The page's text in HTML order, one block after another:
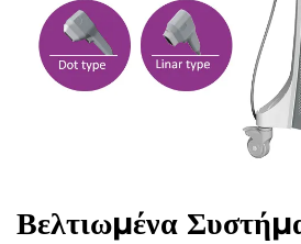
Βελτιωμένα